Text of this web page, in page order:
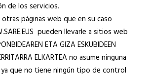
de los servicios.
páginas web que en su caso
pueden llevarle a sitios web
ETA GIZA ESKUBIDEEN
ELKARTEA no asume ninguna
que no tiene ningún tipo de control